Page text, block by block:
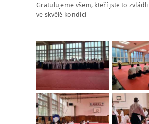
Gratulujeme všem, kteří jste to zvládli
ve skvělé kondici